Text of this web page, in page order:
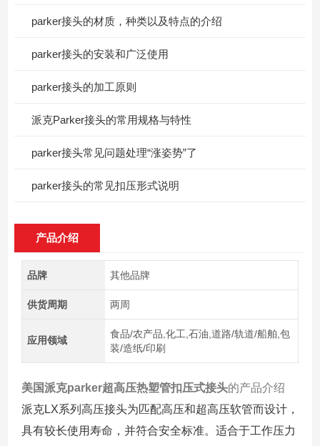
parker接头的材质，种类以及特点的介绍
parker接头的安装和广泛使用
parker接头的加工原则
派克Parker接头的常用规格与特性
parker接头常见问题处理“涨姿势”了
parker接头的常见扣压形式说明
产品介绍
品牌 其他品牌
供货周期 两周
应用领域
食品/农产品,化工,石油,道路/轨道/船舶,包
装/造纸/印刷
美国派克parker超高压热塑管扣压式接头的产品介绍
派克LX系列高压接头为匹配高压和超高压软管而设计，
具有较长使用寿命，并符合安全标准。适合于工作压力